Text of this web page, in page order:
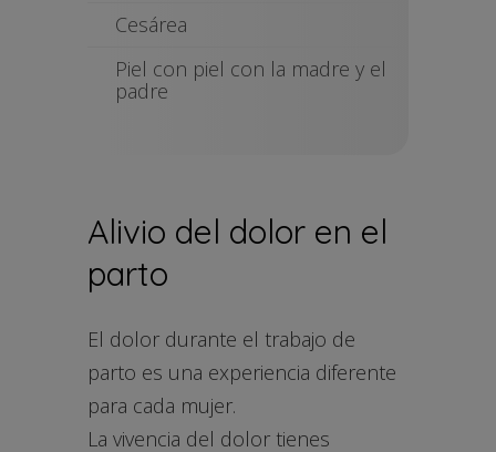
Cesárea
Piel con piel con la madre y el
padre
Alivio del dolor en el
parto
El dolor durante el trabajo de
parto es una experiencia diferente
para cada mujer.
La vivencia del dolor tienes